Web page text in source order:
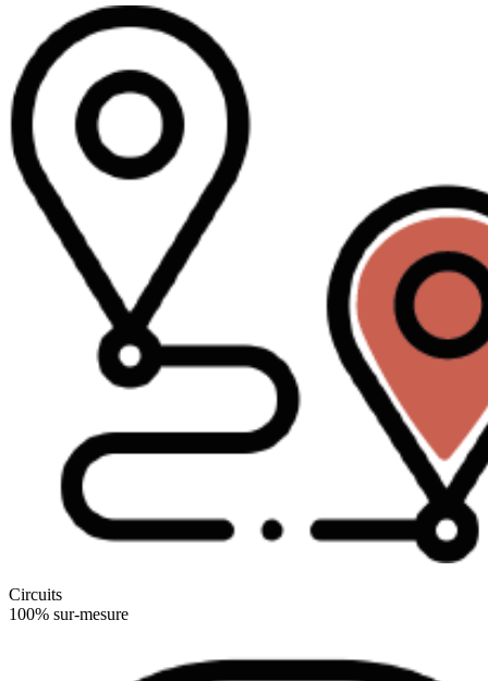
Circuits
100% sur-mesure